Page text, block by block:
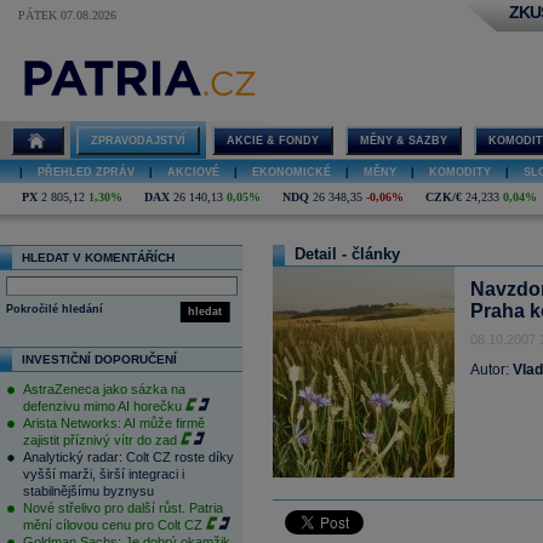
PÁTEK 07.08.2026
ZPRAVODAJSTVÍ AKCIE & FONDY MĚNY & SAZBY
PŘEHLED ZPRÁV AKCIOVÉ EKONOMICKÉ MĚNY KOMODITY
PX 2 805,12 1,30% DAX 26 140,13 0,05% NDQ 26 348,35 -0,06% CZK/€ 24,233 0,04%
HLEDAT V KOMENTÁŘÍCH
hledat
Pokročilé hledání
INVESTIČNÍ DOPORUČENÍ
AstraZeneca jako sázka na
defenzivu mimo AI horečku
Arista Networks: AI může firmě
zajistit příznivý vítr do zad
Analytický radar: Colt CZ roste díky
vyšší marži, širší integraci i
stabilnějšímu byznysu
Nové střelivo pro další růst. Patria
mění cílovou cenu pro Colt CZ
Detail - články
Praha
08.10.2007
Autor: